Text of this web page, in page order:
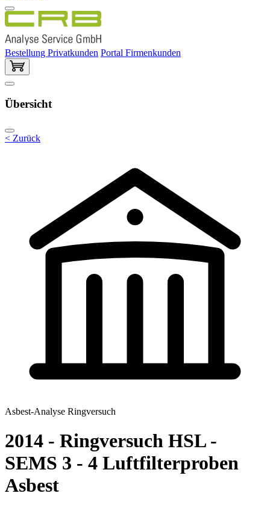
Bestellung Privatkunden Portal Firmenkunden
Übersicht
< Zurück
Asbest-Analyse Ringversuch
2014 - Ringversuch HSL -
SEMS 3 - 4 Luftfilterproben
Asbest